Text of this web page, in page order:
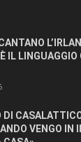
IL LINGUAGGIO
DI
VENGO IN